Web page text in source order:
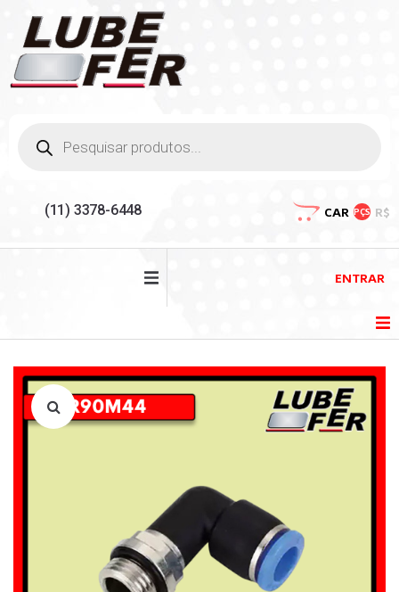
(11) 3378-6448 CAR PÇS R$
LOJA
ENTRAR